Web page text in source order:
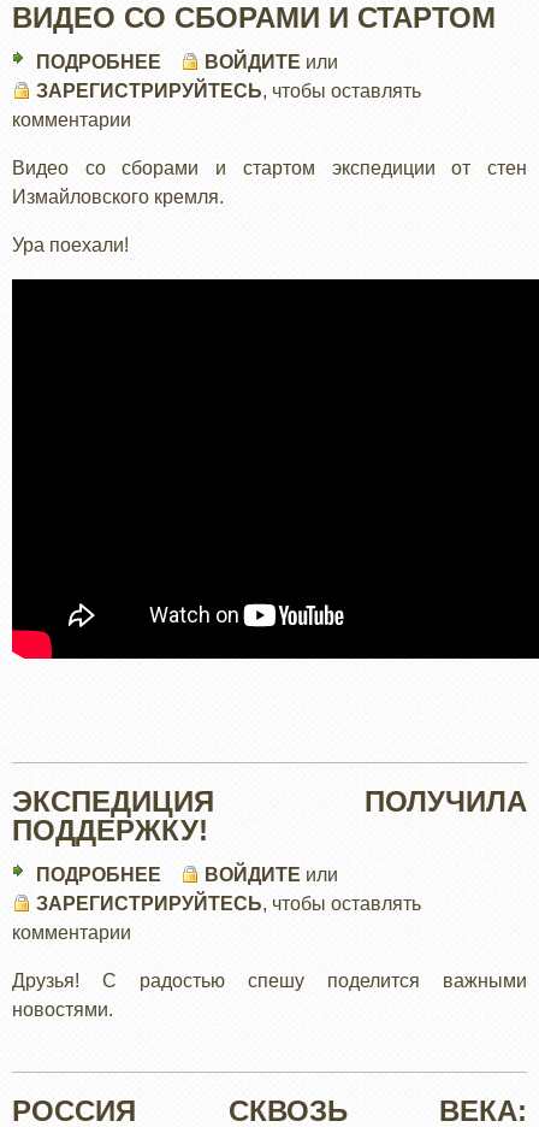
ВИДЕО СО СБОРАМИ И СТАРТОМ
ПОДРОБНЕЕ
ВИДЕО
И
СТАРТОМ
ВОЙДИТЕ или
ЗАРЕГИСТРИРУЙТЕСЬ, чтобы оставлять
комментарии
Видео со сборами и стартом экспедиции от стен
Измайловского кремля.
Ура поехали!
ЭКСПЕДИЦИЯ ПОЛУЧИЛА
ПОДДЕРЖКУ!
ПОДРОБНЕЕ
ЭКСПЕДИЦИЯ
ВОЙДИТЕ или
ЗАРЕГИСТРИРУЙТЕСЬ, чтобы оставлять
комментарии
Друзья! С радостью спешу поделится важными
новостями.
РОССИЯ СКВОЗЬ ВЕКА: